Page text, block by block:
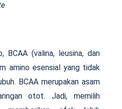
BCAA (valina, leusina, dan
amino esensial yang tidak
BCAA merupakan asam
otot. Jadi, memilih